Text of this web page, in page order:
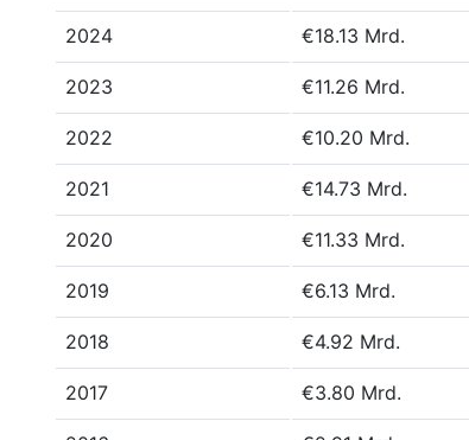
2024 €18.13 Mrd.
2023 €11.26 Mrd.
2022 €10.20 Mrd.
2021 €14.73 Mrd.
2020 €11.33 Mrd.
2019 €6.13 Mrd.
2018 €4.92 Mrd.
2017 €3.80 Mrd.